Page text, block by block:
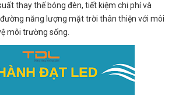
thay thế bóng đèn, tiết kiệm chi phí và
năng lượng mặt trời thân thiện với môi
môi trường sống.